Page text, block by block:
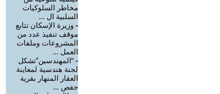
مخاطر السلوكيات
السلبية ال ...
- وزيرة الإسكان تتابع
موقف تنفيذ عدد من
المشروعات وملفات
العمل ...
- “المهندسين”تشكل
لجنة هندسية لمعاينة
العقار المنهار بقرية
جفص ...